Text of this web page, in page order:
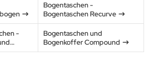
Bogentaschen -
Bogentaschen Recurve
-
Bogentaschen und
Bogenkoffer Compound